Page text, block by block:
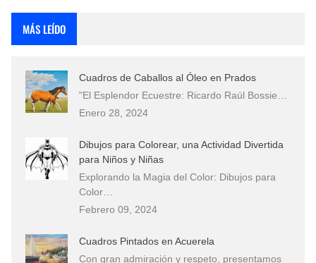
MÁS LEÍDO
Cuadros de Caballos al Óleo en Prados
"El Esplendor Ecuestre: Ricardo Raúl Bossie…
Enero 28, 2024
Dibujos para Colorear, una Actividad Divertida
para Niños y Niñas
Explorando la Magia del Color: Dibujos para
Color…
Febrero 09, 2024
Cuadros Pintados en Acuerela
Con gran admiración y respeto, presentamos